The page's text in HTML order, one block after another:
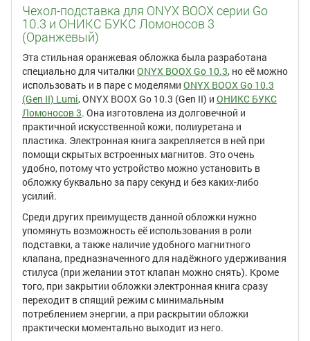
Чехол-подставка для ONYX BOOX серии Go
10.3 и ОНИКС БУКС Ломоносов 3
(Оранжевый)
Эта стильная оранжевая обложка была разработана
специально для читалки ONYX BOOX Go 10.3, но её можно
использовать и в паре с моделями ONYX BOOX Go 10.3
(Gen II) Lumi, ONYX BOOX Go 10.3 (Gen II) и ОНИКС БУКС
Ломоносов 3. Она изготовлена из долговечной и
практичной искусственной кожи, полиуретана и
пластика. Электронная книга закрепляется в ней при
помощи скрытых встроенных магнитов. Это очень
удобно, потому что устройство можно установить в
обложку буквально за пару секунд и без каких-либо
усилий.
Среди других преимуществ данной обложки нужно
упомянуть возможность её использования в роли
подставки, а также наличие удобного магнитного
клапана, предназначенного для надёжного удерживания
стилуса (при желании этот клапан можно снять). Кроме
того, при закрытии обложки электронная книга сразу
переходит в спящий режим с минимальным
потреблением энергии, а при раскрытии обложки
практически моментально выходит из него.